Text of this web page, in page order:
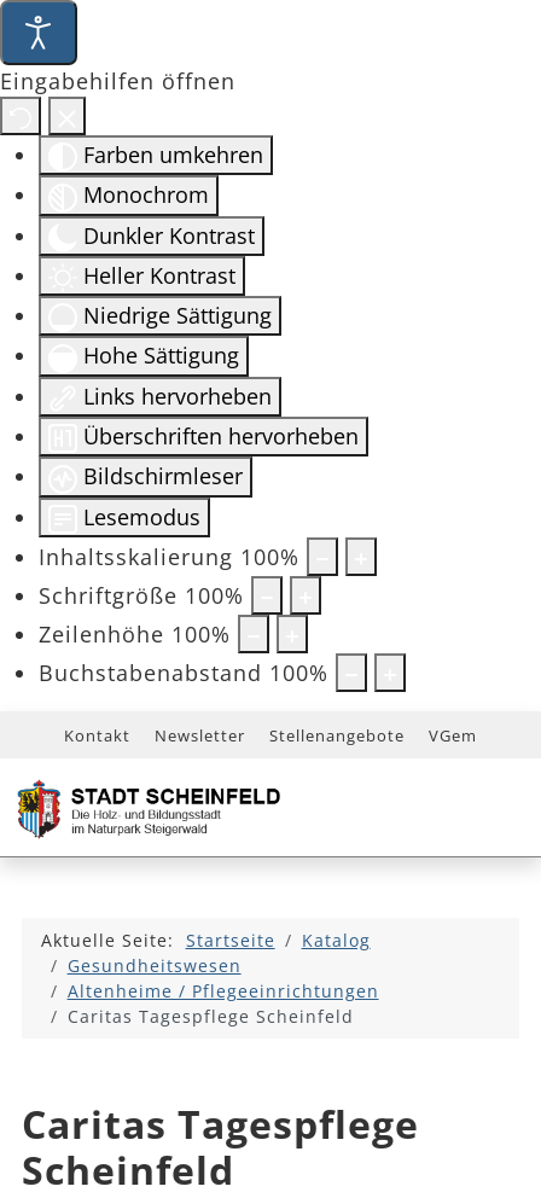
Eingabehilfen öffnen
Farben umkehren
Monochrom
Dunkler Kontrast
Heller Kontrast
Niedrige Sättigung
Hohe Sättigung
Links hervorheben
Überschriften hervorheben
Bildschirmleser
Lesemodus
Inhaltsskalierung 100%
Schriftgröße 100%
Zeilenhöhe 100%
Buchstabenabstand 100%
Kontakt Newsletter Stellenangebote VGem
Aktuelle Seite: Startseite
Katalog
Gesundheitswesen
Altenheime / Pflegeeinrichtungen
Caritas Tagespflege Scheinfeld
Caritas Tagespflege
Scheinfeld